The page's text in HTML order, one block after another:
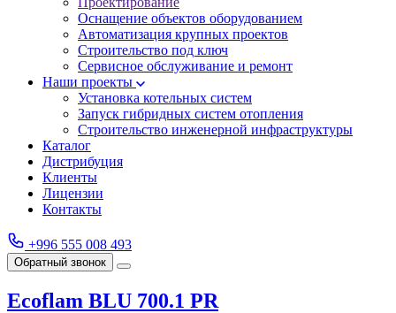
Оснащение объектов оборудованием
Автоматизация крупных проектов
Строительство под ключ
Сервисное обслуживание и ремонт
Наши проекты
Установка котельных систем
Запуск гибридных систем отопления
Строительство инженерной инфраструктуры
Каталог
Дистрибуция
Клиенты
Лицензии
Контакты
+996 555 008 493
Обратный звонок
Ecoflam BLU 700.1 PR